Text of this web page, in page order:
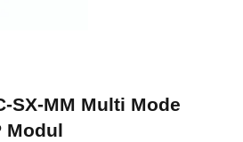
SX-MM Multi Mode
Modul